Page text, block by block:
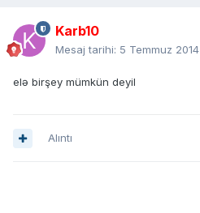
Karb10
Mesaj tarihi: 5 Temmuz 2014
elə birşey mümkün deyil
Alıntı